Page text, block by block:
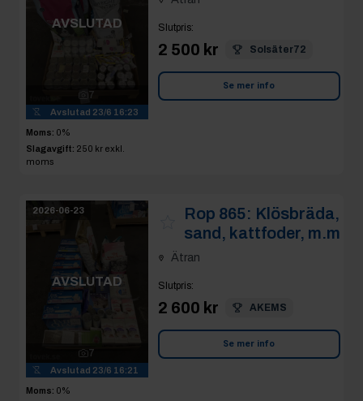
AVSLUTAD
7
Avslutad 23/6 16:23
Moms: 0%
Slagavgift: 250 kr exkl.
moms
Slutpris:
2 500 kr Solsäter72
Se mer info
2026-06-23
AVSLUTAD
7
Avslutad 23/6 16:21
Moms: 0%
Rop 865: Klösbräda,
sand, kattfoder, m.m
Ätran
Slutpris:
2 600 kr AKEMS
Se mer info